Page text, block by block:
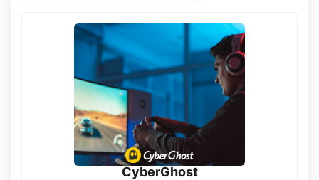
CyberGhost